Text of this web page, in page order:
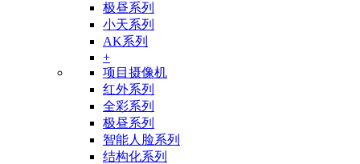
极昼系列
小天系列
AK系列
+
项目摄像机
红外系列
全彩系列
极昼系列
智能人脸系列
结构化系列